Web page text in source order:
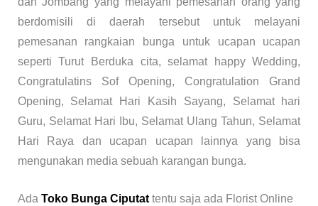
berdomisili di daerah tersebut untuk melayani
pemesanan rangkaian bunga untuk ucapan ucapan
seperti Turut Berduka cita, selamat happy Wedding,
Congratulatins Sof Opening, Congratulation Grand
Opening, Selamat Hari Kasih Sayang, Selamat hari
Guru, Selamat Hari Ibu, Selamat Ulang Tahun, Selamat
Hari Raya dan ucapan ucapan lainnya yang bisa
mengunakan media sebuah karangan bunga.
Ada Toko Bunga Ciputattentu saja ada Florist Online